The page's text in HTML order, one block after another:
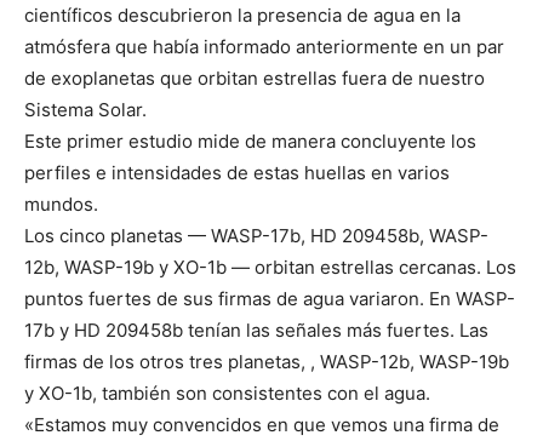
científicos descubrieron la presencia de agua en la
atmósfera que había informado anteriormente en un par
de exoplanetas que orbitan estrellas fuera de nuestro
Sistema Solar.
Este primer estudio mide de manera concluyente los
perfiles e intensidades de estas huellas en varios
mundos.
Los cinco planetas — WASP-17b, HD 209458b, WASP-
12b, WASP-19b y XO-1b — orbitan estrellas cercanas. Los
puntos fuertes de sus firmas de agua variaron. En WASP-
17b y HD 209458b tenían las señales más fuertes. Las
firmas de los otros tres planetas, , WASP-12b, WASP-19b
y XO-1b, también son consistentes con el agua.
«Estamos muy convencidos en que vemos una firma de